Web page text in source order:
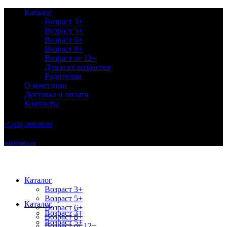
Каталог
Возраст 3+
Возраст 5+
Возраст 6+
Возраст 8+
Возраст от 12+
Для всех возрастов
Родителям
О компании
Доставка и оплата
Контакты
+7 (999) 999-99-99
info@info.ru
Каталог
Возраст 3+
Возраст 5+
Возраст 6+
Возраст 8+
Каталог
Возраст 3+
Возраст 5+